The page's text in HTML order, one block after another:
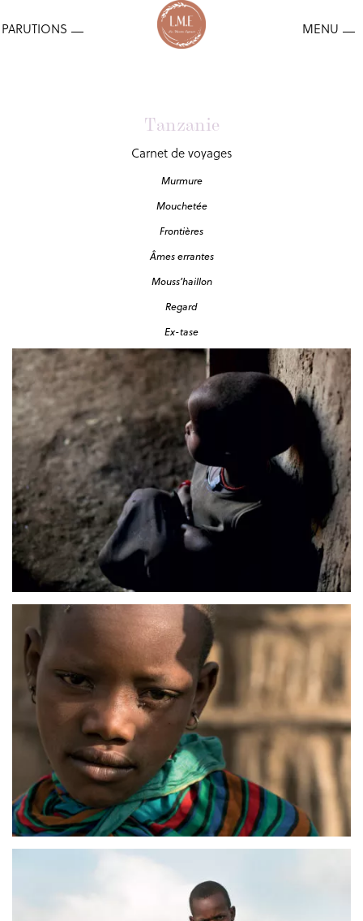
Tanzanie
Carnet de voyages
Murmure
Mouchetée
Frontières
Âmes errantes
Mouss’haillon
Regard
Ex-tase